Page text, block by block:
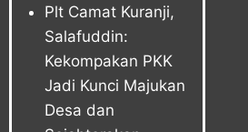
Plt Camat Kuranji,
Salafuddin:
Kekompakan PKK
Jadi Kunci Majukan
Desa dan